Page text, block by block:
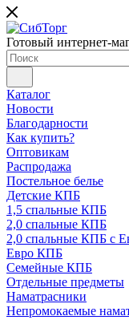
Готовый интернет-
Каталог
Новости
Благодарности
Как купить?
Оптовикам
Распродажа
Постельное белье
Детские КПБ
1,5 спальные КПБ
2,0 спальные КПБ
2,0 спальные КПБ с
Евро КПБ
Семейные КПБ
Отдельные предметы
Наматрасники
Непромокаемые